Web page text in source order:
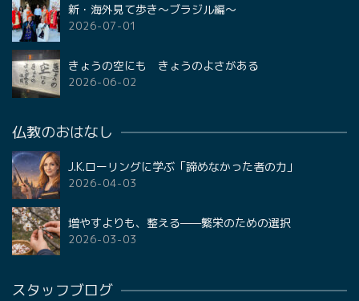
新・海外見て歩き〜ブラジル編〜
2026-07-01
きょうの空にも きょうのよさがある
2026-06-02
仏教のおはなし
J.K.ローリングに学ぶ「諦めなかった者の力」
2026-04-03
増やすよりも、整える——繁栄のための選択
2026-03-03
スタッフブログ